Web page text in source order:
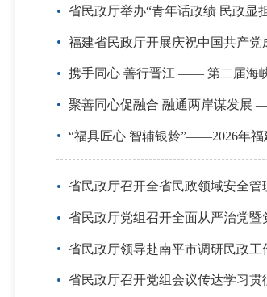
省民政厅举办“青年话政绩 民政显
福建省民政厅开展庆祝中国共产党
携手同心 善行晋江 —— 第二届海
聚善同心促融合 融通两岸谋发展
“福具匠心 智辅银龄”——2026年
省民政厅召开全省民政领域安全管
省民政厅党组召开全面从严治党
省民政厅领导赴南平市调研民政工
省民政厅召开党组会议传达学习